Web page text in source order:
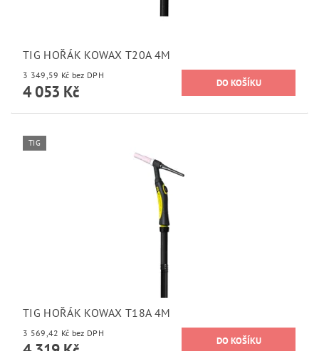
TIG HOŘÁK KOWAX T20A 4M
3 349,59 Kč bez DPH
4 053 Kč
TIG
TIG HOŘÁK KOWAX T18A 4M
3 569,42 Kč bez DPH